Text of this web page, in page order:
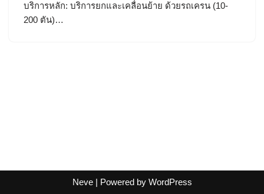
บริการหลัก: บริการยกและเคลื่อนย้าย ด้วยรถเครน (10-
200 ตัน)…
Neve| Powered by WordPress